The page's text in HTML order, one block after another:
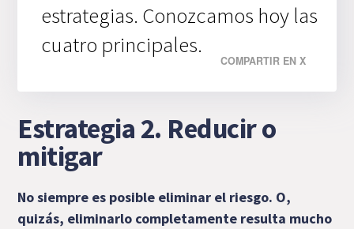
estrategias. Conozcamos hoy las
cuatro principales.
COMPARTIR EN X
Estrategia 2. Reducir o
mitigar
No siempre es posible eliminar el riesgo. O,
quizás, eliminarlo completamente resulta mucho